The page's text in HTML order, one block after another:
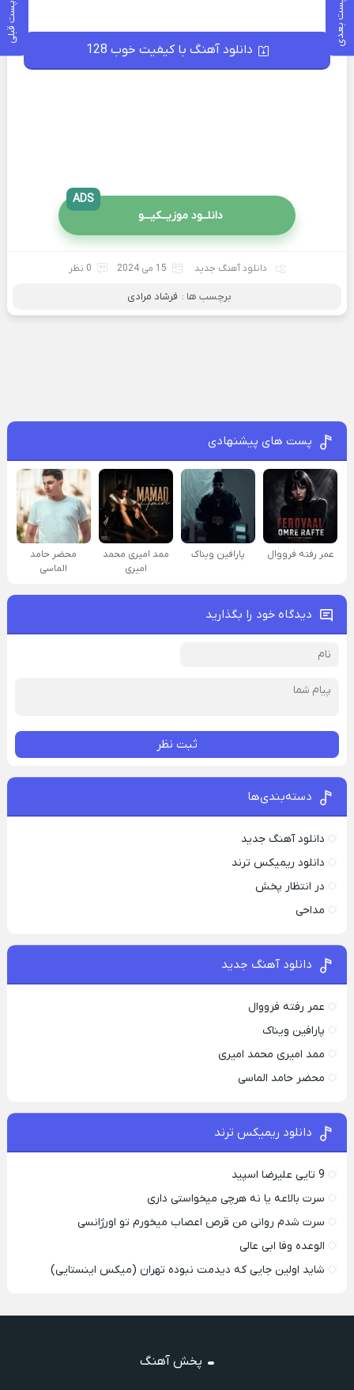
پست بعدی پست قبلی
دانلود آهنگ با کیفیت خوب 128
دانلــود موزیــکیـــو
ADS
دانلود آهنگ جدید 15 می 2024 0 نظر
برچسب ها : فرشاد مرادی
پست های پیشنهادی
عمر رفته فرووال پارافين ویناک
ممد امیری محمد
امیری
محضر حامد
الماسی
دیدگاه خود را بگذارید
ثبت نظر
دسته‌بندی‌ها
دانلود آهنگ جدید
دانلود ریمیکس ترند
در انتظار پخش
مداحی
دانلود آهنگ جدید
عمر رفته فرووال
پارافين ویناک
ممد امیری محمد امیری
محضر حامد الماسی
دانلود ریمیکس ترند
9 تایی علیرضا اسپید
سرت بالاعه یا نه هرچی میخواستی داری
سرت شدم روانی من قرص اعصاب میخورم تو اورژانسی
الوعده وفا ابی عالی
شاید اولین جایی که دیدمت نبوده تهران (میکس اینستایی)
پخش آهنگ